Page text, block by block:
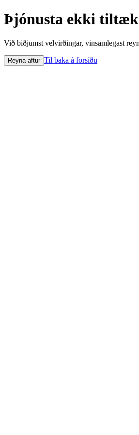
Þjónusta ekki tiltæk
Við biðjumst velvirðingar, vinsamlegast
Reyna aftur Til baka á forsíðu